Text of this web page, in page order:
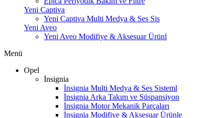
Yeni Captiva
Yeni Captiva Multi Medya & Ses Sis
Yeni Aveo
Yeni Aveo Modifiye & Aksesuar Ürünl
Menü
Opel
İnsignia
İnsignia Multi Medya & Ses Sisteml
İnsignia Arka Takım ve Süspansiyon
İnsignia Motor Mekanik Parçaları
İnsignia Modifiye & Aksesuar Ürünle